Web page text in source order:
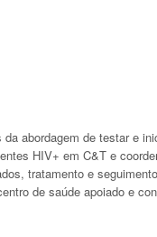
abordagem de testar e
HIV+ em C&T e
tratamento e
de saúde apoiado e